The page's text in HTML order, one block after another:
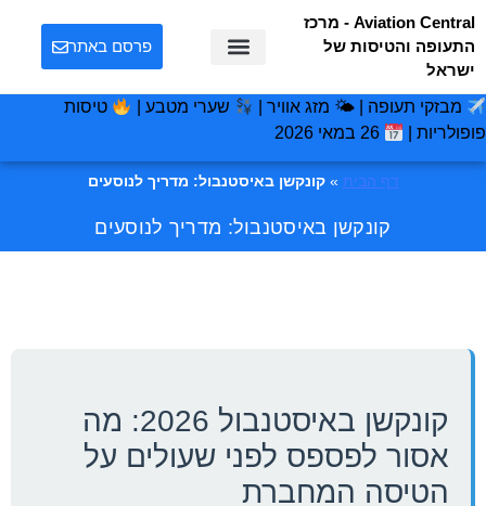
Aviation Central - מרכז
התעופה והטיסות של
ישראל
פרסם באתר
מבזקי תעופה | 🌤 מזג אוויר | שערי מטבע |
טיסות
פופולריות |
26 במאי 2026
דף הבית »קונקשן באיסטנבול: מדריך לנוסעים
קונקשן באיסטנבול: מדריך לנוסעים
קונקשן באיסטנבול 2026: מה
אסור לפספס לפני שעולים על
הטיסה המחברת